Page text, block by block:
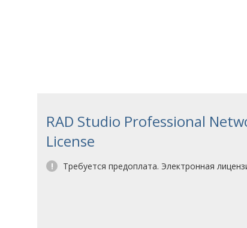
RAD Studio Professional
License
! Требуется предоплата. Электронная